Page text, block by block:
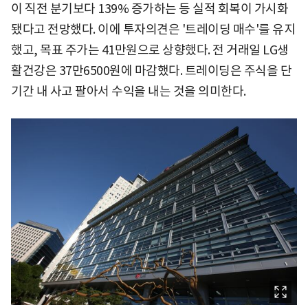
이 직전 분기보다 139% 증가하는 등 실적 회복이 가시화
됐다고 전망했다. 이에 투자의견은 '트레이딩 매수'를 유지
했고, 목표 주가는 41만원으로 상향했다. 전 거래일 LG생
활건강은 37만6500원에 마감했다. 트레이딩은 주식을 단
기간 내 사고 팔아서 수익을 내는 것을 의미한다.